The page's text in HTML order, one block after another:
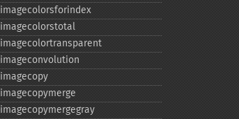
imagecolorsforindex
imagecolorstotal
imagecolortransparent
imageconvolution
imagecopy
imagecopymerge
imagecopymergegray